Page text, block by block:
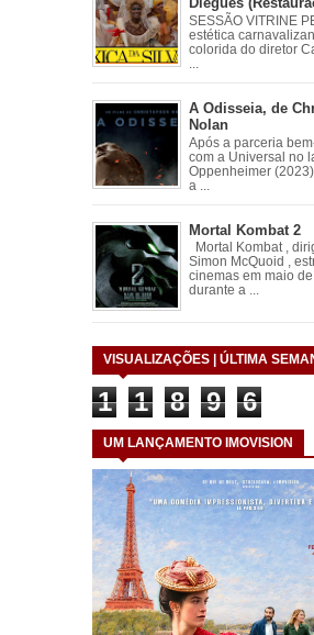
SESSÃO VITRINE
estética
colorida do diretor
A Odisseia, de
Nolan
Após a parceria
com a Universal no
Oppenheimer
a ...
Mortal Kombat 2
Mortal Kombat ,
Simon McQuoid ,
cinemas em maio de
durante a ...
VISUALIZAÇÕES | ÚLTIMA
1 1 8 9 6
UM LANÇAMENTO IMOVISION